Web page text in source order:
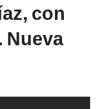
con
Nueva